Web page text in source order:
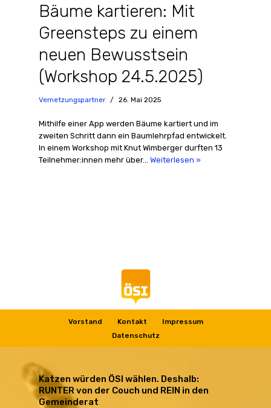
Bäume kartieren: Mit
Greensteps zu einem
neuen Bewusstsein
(Workshop 24.5.2025)
Vernetzungspartner 26. Mai 2025
Mithilfe einer App werden Bäume kartiert und im
zweiten Schritt dann ein Baumlehrpfad entwickelt.
In einem Workshop mit Knut Wimberger durften 13
Teilnehmer:innen mehr über… Weiterlesen »
Vorstand Kontakt
Impressum
Datenschutz
Katzen würden ÖSI wählen. Deshalb:
RUNTER von der Couch und REIN in den
Gemeinderat